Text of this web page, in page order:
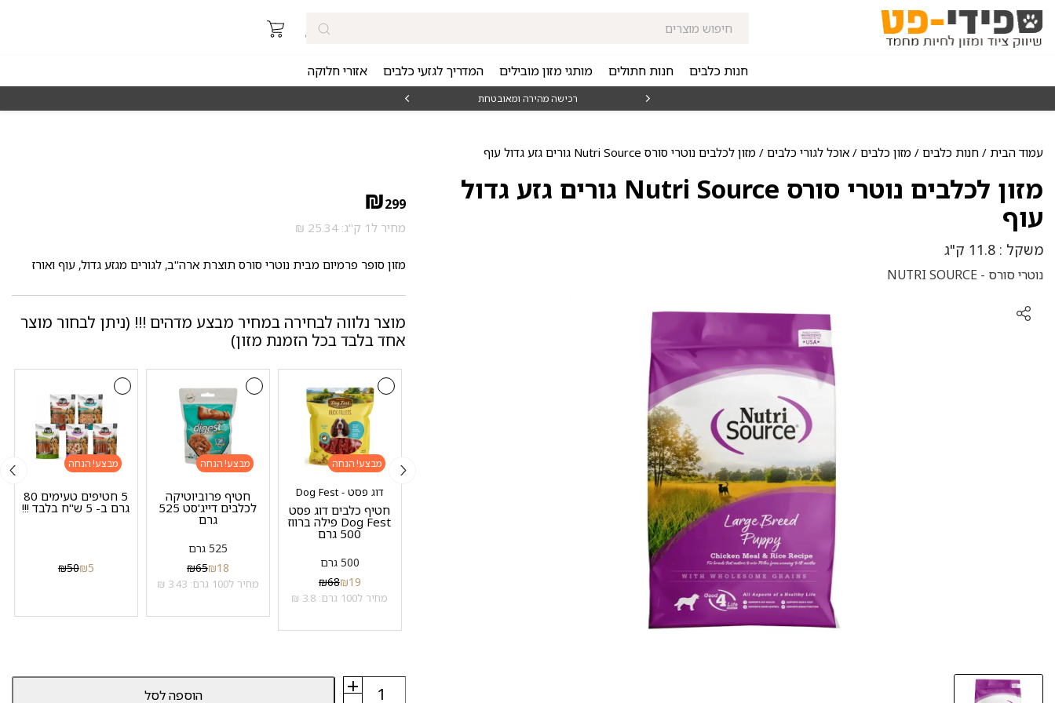
חנות כלבים חנות חתולים מותגי מזון מובילים המדריך לגזעי כלבים אזורי חלוקה
רכישה מהירה ומאובטחת
עמוד הבית / חנות כלבים / מזון כלבים / אוכל לגורי כלבים / מזון לכלבים נוטרי סורס Nutri Source גורים גזע גדול עוף
מזון לכלבים נוטרי סורס Nutri Source גורים גזע גדול
עוף
משקל : 11.8 ק"ג
נוטרי סורס - NUTRI SOURCE
₪299
מחיר ל1 ק"ג: 25.34 ₪
מזון סופר פרמיום מבית נוטרי סורס תוצרת ארה"ב, לגורים מגזע גדול, עוף ואורז
מוצר נלווה לבחירה במחיר מבצע מדהים !!! (ניתן לבחור מוצר
אחד בלבד בכל הזמנת מזון)
מבצע!
שמפו כלבים טבעי
FLAMINGO שיבולת
שועל
500 מ"ל
₪45₪8
סלמון איכותי לכלבים
מחיר ל100 מ"ל: 5.6 ₪
מבצע!
חטיף כלבים דוג פסט
Dog Fest פילה ברווז
500 גרם
דוג פסט - Dog Fest
500 גרם
₪68₪19
מחיר ל100 גרם: 3.8 ₪
מבצע!
חטיף פרוביוטיקה
לכלבים דייג'סט 525
גרם
525 גרם
₪65₪18
מחיר ל100 גרם: 3.43 ₪
מבצע!
5 חטיפים טעימים 80
גרם ב- 5 ש"ח בלבד !!!
₪50₪5
כמות
+ הוספה לסל